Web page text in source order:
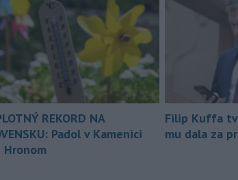
REKORD NA
Padol v Kamenici
Hronom
Filip Kuffa
mu dala za